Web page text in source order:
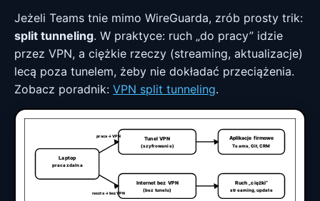
Jeżeli Teams tnie mimo WireGuarda, zrób prosty trik:
split tunneling. W praktyce: ruch „do pracy” idzie
przez VPN, a ciężkie rzeczy (streaming, aktualizacje)
lecą poza tunelem, żeby nie dokładać przeciążenia.
Zobacz poradnik: VPN split tunneling.
Laptop
praca zdalna
Tunel VPN
(szyfrowanie)
Internet bez VPN
(bez tunelu)
Aplikacje firmowe
Teams, Git, CRM
Ruch „ciężki”
streaming, update
praca → VPN
reszta → bez VPN